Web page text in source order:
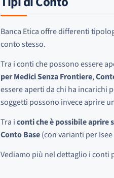
Banca Etica offre differenti
conto stesso.
Tra i conti che possono essere
per Medici Senza Frontiere,
essere aperti da chi ha incarichi
soggetti possono invece aprire
Tra iconti che è possibile
Conto Base(con varianti per
Vediamo più nel dettaglio i conti